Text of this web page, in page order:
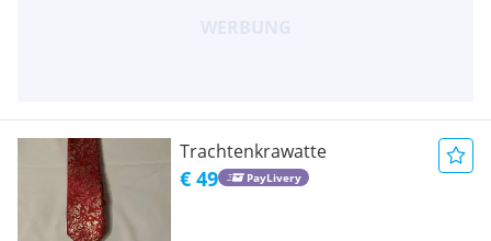
Trachtenkrawatte
€ 49 PayLivery